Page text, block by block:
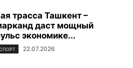
трасса Ташкент –
даст мощный
экономике...
22.07.2026